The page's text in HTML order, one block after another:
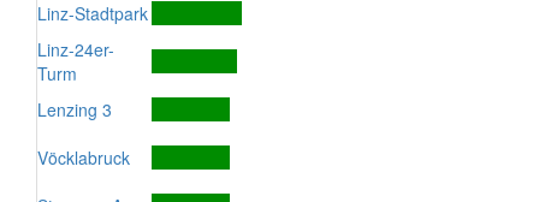
Linz-Stadtpark
Linz-24er-
Turm
Lenzing 3
Vöcklabruck